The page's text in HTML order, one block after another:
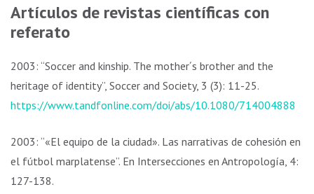
Artículos de revistas científicas con
referato
2003: “Soccer and kinship. The mother´s brother and the
heritage of identity”, Soccer and Society, 3 (3): 11-25.
https://www.tandfonline.com/doi/abs/10.1080/714004888
2003: “«El equipo de la ciudad». Las narrativas de cohesión en
el fútbol marplatense”. En Intersecciones en Antropología, 4:
127-138.